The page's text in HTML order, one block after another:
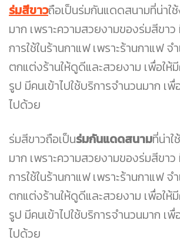
ร่มสีขาวถือเป็นร่มกันแดดสนามที่น่าใ
มาก เพราะความสวยงามของร่มสีขาว
การใช้ในร้านกาแฟ เพราะร้านกาแฟ จ
ตกแต่งร้านให้ดูดีและสวยงาม เพื่อให้
รูป มีคนเข้าไปใช้บริการจำนวนมาก เ
ไปด้วย
ร่มสีขาวถือเป็นร่มกันแดดสนามที่น่าใ
มาก เพราะความสวยงามของร่มสีขาว
การใช้ในร้านกาแฟ เพราะร้านกาแฟ จ
ตกแต่งร้านให้ดูดีและสวยงาม เพื่อให้
รูป มีคนเข้าไปใช้บริการจำนวนมาก เ
ไปด้วย